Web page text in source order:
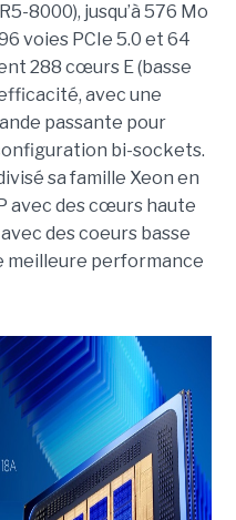
8000), jusqu’à 576 Mo
voies PCIe 5.0 et 64
288 cœurs E (basse
avec une
passante pour
bi-sockets.
sa famille Xeon en
avec des cœurs haute
des coeurs basse
meilleure performance